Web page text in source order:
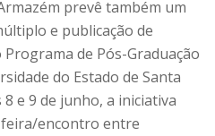
prevê também um
e publicação de
de Pós-Graduação
do Estado de Santa
e 9 de junho, a iniciativa
encontro entre